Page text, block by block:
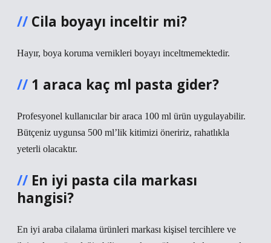
Cila boyayı inceltir mi?
Hayır, boya koruma vernikleri boyayı inceltmemektedir.
1 araca kaç ml pasta gider?
Profesyonel kullanıcılar bir araca 100 ml ürün uygulayabilir.
Bütçeniz uygunsa 500 ml’lik kitimizi öneririz, rahatlıkla
yeterli olacaktır.
En iyi pasta cila markası
hangisi?
En iyi araba cilalama ürünleri markası kişisel tercihlere ve